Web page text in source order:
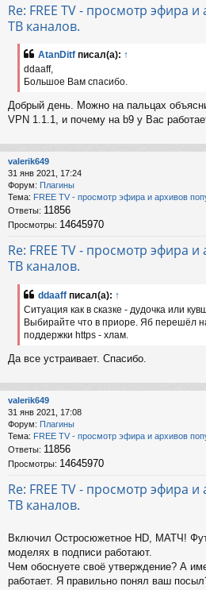
Re: FREE TV - просмотр эфира
ТВ каналов.
AtanDitf писал(а): ↑
ddaaff,
Большое Вам спасибо.
Добрый день. Можно на пальцах
VPN 1.1.1, и почему на b9 у Вас
valerik649
31 янв 2021, 17:24
Форум: Плагины
Тема: FREE TV - просмотр эфира и архивов
Ответы: 11856
Просмотры: 14645970
Re: FREE TV - просмотр эфира
ТВ каналов.
ddaaff писал(а): ↑
Ситуация как в сказке - дудочка или
Выбирайте что в приоре. Яб перешёл
поддержки https - хлам.
Да все устраивает. Спасибо.
valerik649
31 янв 2021, 17:08
Форум: Плагины
Тема: FREE TV - просмотр эфира и архивов
Ответы: 11856
Просмотры: 14645970
Re: FREE TV - просмотр эфира
ТВ каналов.
Включил Остросюжетное HD, МАТЧ!
моделях в подписи работают.
Чем обоснуете своё утверждение? А
работает. Я правильно понял ваш